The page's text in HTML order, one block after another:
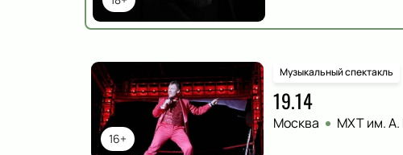
16+
Музыкальный спектакль
19.14
Москва МХТ им. А.